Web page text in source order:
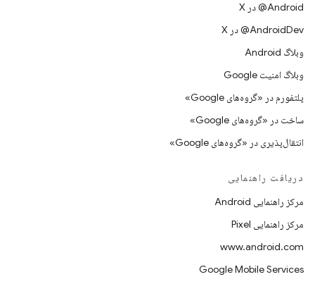
‫‎@Android در X
‫‎@AndroidDev در X
وبلاگ Android
وبلاگ امنیت Google
پلتفورم در «گروه‌های Google»
ساخت در «گروه‌های Google»
انتقال‌پذیری در «گروه‌های Google»
دریافت راهنمایی
مرکز راهنمایی Android
مرکز راهنمایی Pixel
www.android.com
Google Mobile Services